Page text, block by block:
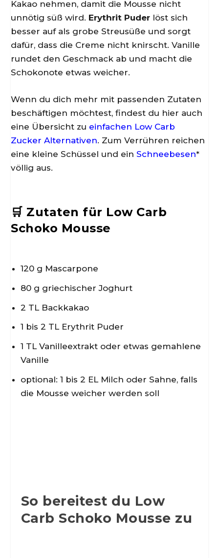
Kakao nehmen, damit die Mousse nicht
unnötig süß wird. Erythrit Puder löst sich
besser auf als grobe Streusüße und sorgt
dafür, dass die Creme nicht knirscht. Vanille
rundet den Geschmack ab und macht die
Schokonote etwas weicher.
Wenn du dich mehr mit passenden Zutaten
beschäftigen möchtest, findest du hier auch
eine Übersicht zu einfachen Low Carb
Zucker Alternativen. Zum Verrühren reichen
eine kleine Schüssel und einSchneebesen*
völlig aus.
🛒 Zutaten für Low Carb
Schoko Mousse
120 g Mascarpone
80 g griechischer Joghurt
2 TL Backkakao
1 bis 2 TL Erythrit Puder
1 TL Vanilleextrakt oder etwas gemahlene
Vanille
optional: 1 bis 2 EL Milch oder Sahne, falls
die Mousse weicher werden soll
So bereitest du Low
Carb Schoko Mousse zu